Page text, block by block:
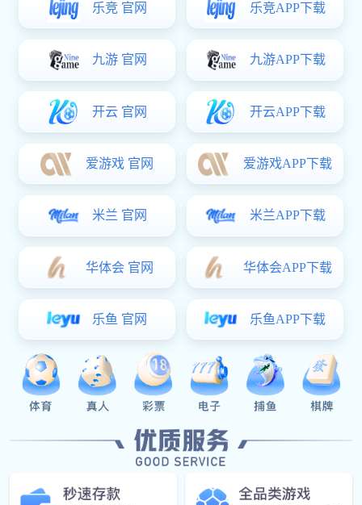
网站栏目
关于东升国际
东升国际 中心
经典案例
合作伙伴
建厂总包
联系东升国际
关于东升国际
今，华强中天在国内外
理体系，华强中天人秉
引进加工设备，把TLET
化控制领域发挥到了一
分析，机械性能测试，
司现场管理采用合理的
诚希望与您携手共进、同
公司业务：
包括为生物制药、食(乳
等行业的厂家提供各种
用均达到了令人满意的